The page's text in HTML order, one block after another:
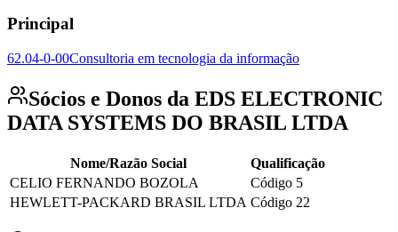
Principal
62.04-0-00Consultoria em tecnologia da informação
Sócios e Donos da EDS ELECTRONIC
DATA SYSTEMS DO BRASIL LTDA
Nome/Razão Social
Qualificação
CELIO FERNANDO BOZOLA
Código 5
HEWLETT-PACKARD BRASIL LTDA Código 22